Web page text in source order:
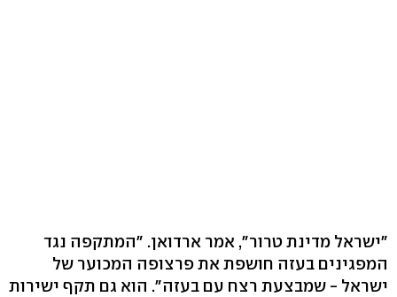
"ישראל מדינת טרור", אמר ארדואן. "המתקפה נגד
המפגינים בעזה חושפת את פרצופה המכוער של
ישראל - שמבצעת רצח עם בעזה". הוא גם תקף ישירות